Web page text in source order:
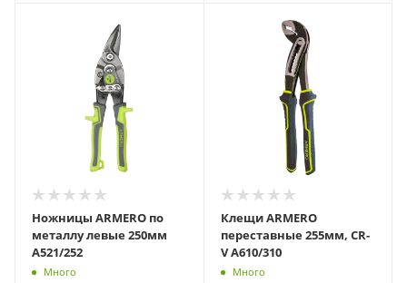
Ножницы ARMERO по
металлу левые 250мм
A521/252
Много
Клещи ARMERO
переставные 255мм, CR-
V A610/310
Много